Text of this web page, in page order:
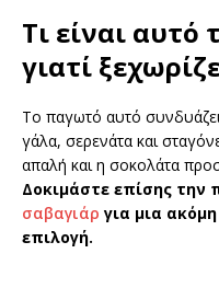
Τι είναι
γιατί
Το παγωτό αυτό
γάλα, σερενάτα και
απαλή και η σοκολάτα
Δοκιμάστε επίσης την
σαβαγιάρ για μια
επιλογή.